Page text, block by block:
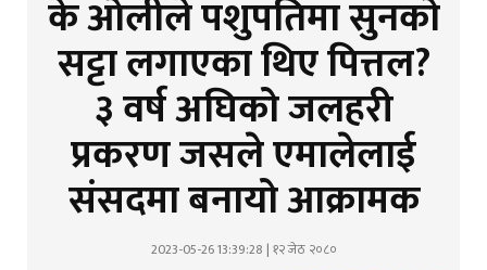
के ओलीले पशुपतिमा सुनको
सट्टा लगाएका थिए पित्तल?
३ वर्ष अघिको जलहरी
प्रकरण जसले एमालेलाई
संसदमा बनायो आक्रामक
2023-05-26 13:39:28 | १२ जेठ २०८०